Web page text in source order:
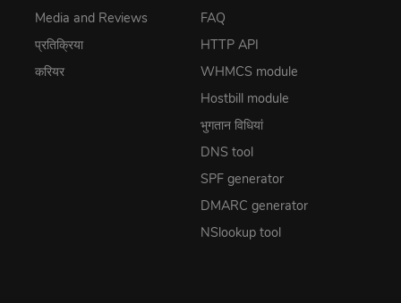
Media and Reviews
प्रतिक्रिया
करियर
FAQ
HTTP API
WHMCS module
Hostbill module
भुगतान विधियां
DNS tool
SPF generator
DMARC generator
NSlookup tool